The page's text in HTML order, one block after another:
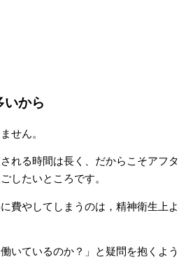
いから
せん。
れる時間は長く、だからこそアフタ
したいところです。
費やしてしまうのは，精神衛生上よ
いているのか？」と疑問を抱くよう